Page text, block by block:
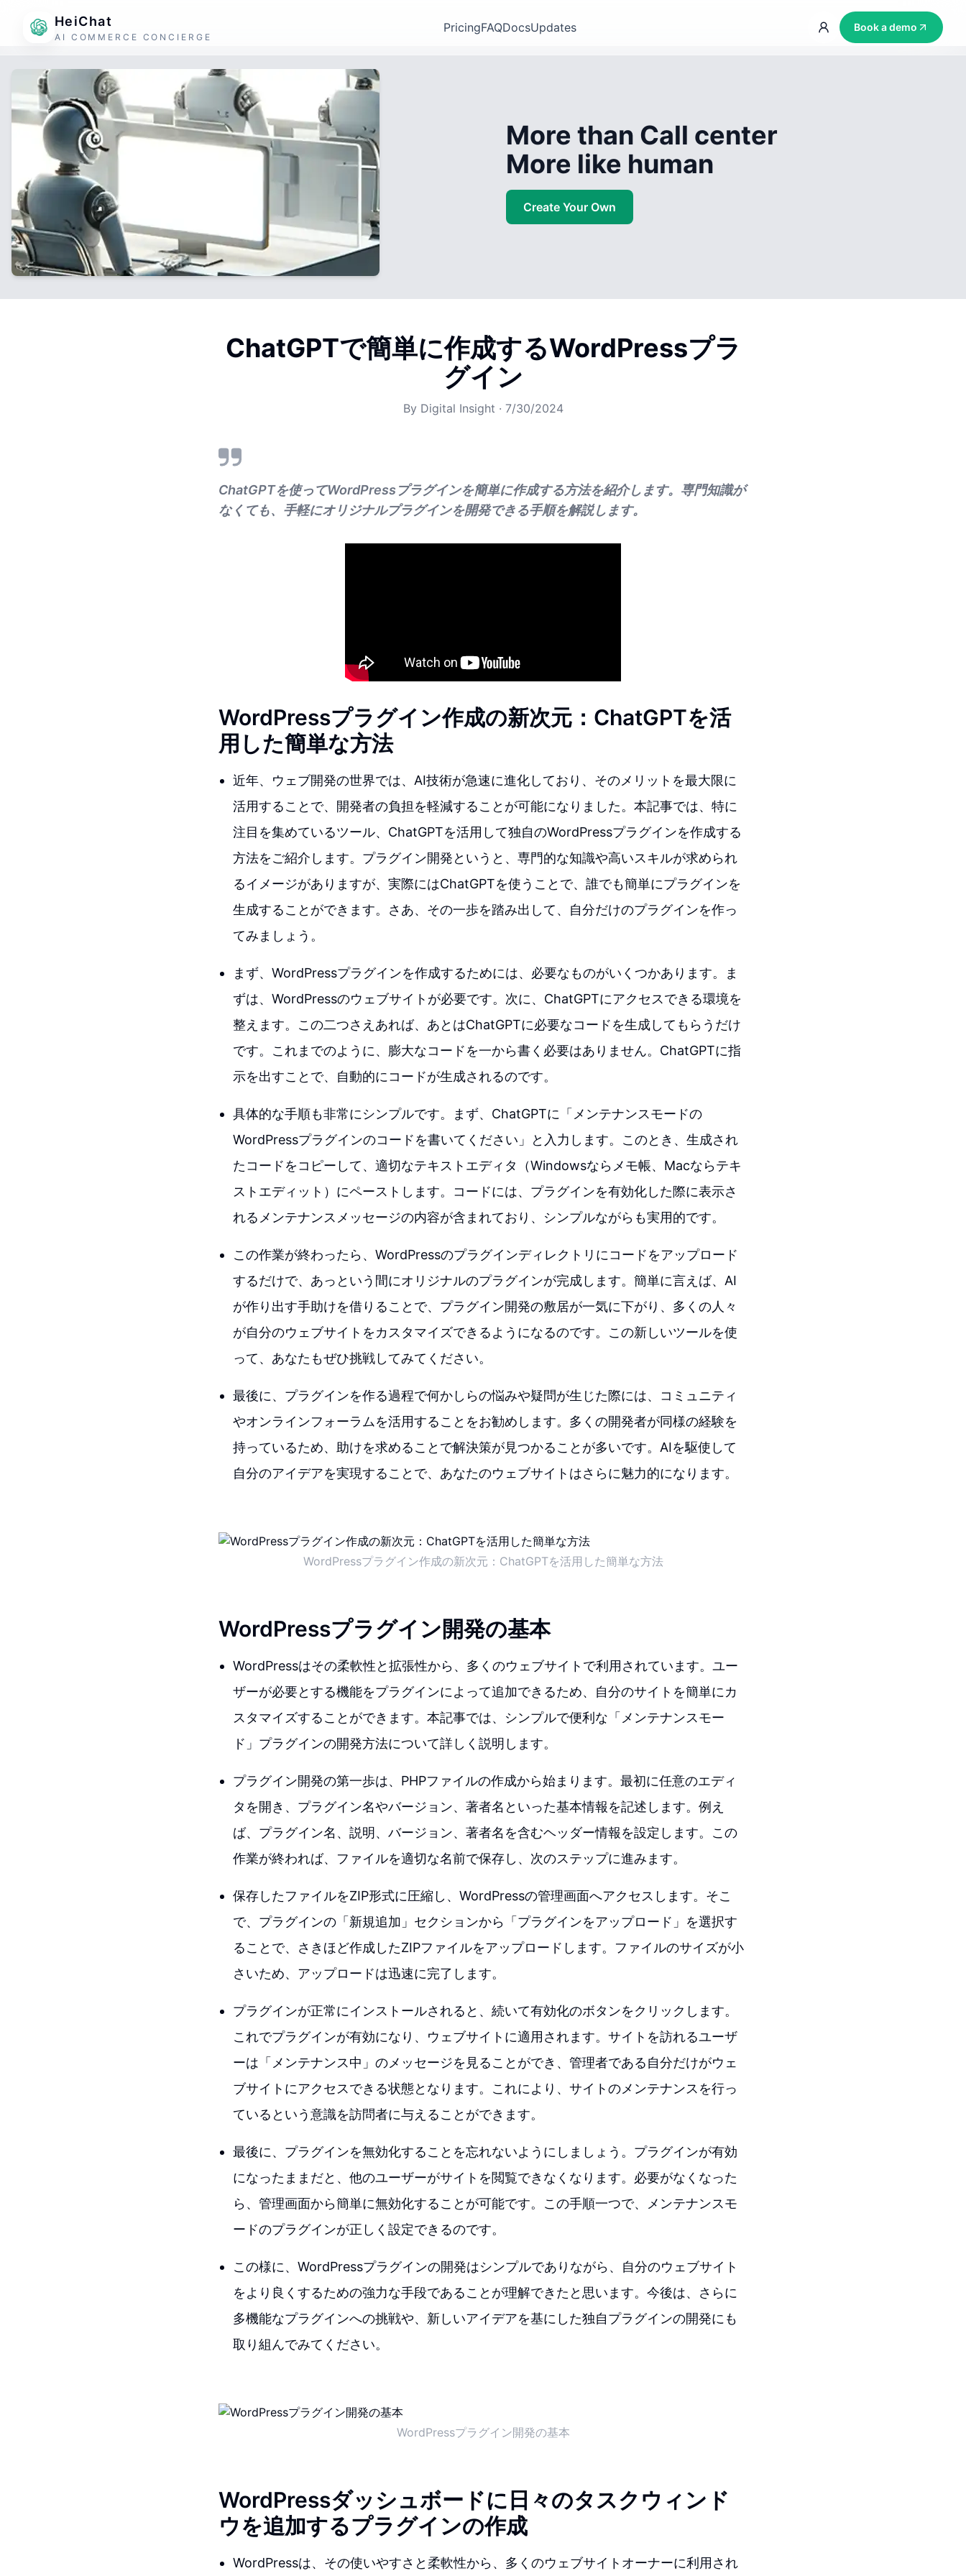
HeiChat
AI COMMERCE CONCIERGE
PricingFAQDocsUpdates Book a demo
More than Call center
More like human
Create Your Own
ChatGPTで簡単に作成するWordPressプラ
グイン
By Digital Insight · 7/30/2024
ChatGPTを使ってWordPressプラグインを簡単に作成する方法を紹介します。専門知識が
なくても、手軽にオリジナルプラグインを開発できる手順を解説します。
WordPressプラグイン作成の新次元：ChatGPTを活
用した簡単な方法
近年、ウェブ開発の世界では、AI技術が急速に進化しており、そのメリットを最大限に
活用することで、開発者の負担を軽減することが可能になりました。本記事では、特に
注目を集めているツール、ChatGPTを活用して独自のWordPressプラグインを作成する
方法をご紹介します。プラグイン開発というと、専門的な知識や高いスキルが求められ
るイメージがありますが、実際にはChatGPTを使うことで、誰でも簡単にプラグインを
生成することができます。さあ、その一歩を踏み出して、自分だけのプラグインを作っ
てみましょう。
まず、WordPressプラグインを作成するためには、必要なものがいくつかあります。ま
ずは、WordPressのウェブサイトが必要です。次に、ChatGPTにアクセスできる環境を
整えます。この二つさえあれば、あとはChatGPTに必要なコードを生成してもらうだけ
です。これまでのように、膨大なコードを一から書く必要はありません。ChatGPTに指
示を出すことで、自動的にコードが生成されるのです。
具体的な手順も非常にシンプルです。まず、ChatGPTに「メンテナンスモードの
WordPressプラグインのコードを書いてください」と入力します。このとき、生成され
たコードをコピーして、適切なテキストエディタ（Windowsならメモ帳、Macならテキ
ストエディット）にペーストします。コードには、プラグインを有効化した際に表示さ
れるメンテナンスメッセージの内容が含まれており、シンプルながらも実用的です。
この作業が終わったら、WordPressのプラグインディレクトリにコードをアップロード
するだけで、あっという間にオリジナルのプラグインが完成します。簡単に言えば、AI
が作り出す手助けを借りることで、プラグイン開発の敷居が一気に下がり、多くの人々
が自分のウェブサイトをカスタマイズできるようになるのです。この新しいツールを使
って、あなたもぜひ挑戦してみてください。
最後に、プラグインを作る過程で何かしらの悩みや疑問が生じた際には、コミュニティ
やオンラインフォーラムを活用することをお勧めします。多くの開発者が同様の経験を
持っているため、助けを求めることで解決策が見つかることが多いです。AIを駆使して
自分のアイデアを実現することで、あなたのウェブサイトはさらに魅力的になります。
WordPressプラグイン作成の新次元：ChatGPTを活用した簡単な方法
WordPressプラグイン開発の基本
WordPressはその柔軟性と拡張性から、多くのウェブサイトで利用されています。ユー
ザーが必要とする機能をプラグインによって追加できるため、自分のサイトを簡単にカ
スタマイズすることができます。本記事では、シンプルで便利な「メンテナンスモー
ド」プラグインの開発方法について詳しく説明します。
プラグイン開発の第一歩は、PHPファイルの作成から始まります。最初に任意のエディ
タを開き、プラグイン名やバージョン、著者名といった基本情報を記述します。例え
ば、プラグイン名、説明、バージョン、著者名を含むヘッダー情報を設定します。この
作業が終われば、ファイルを適切な名前で保存し、次のステップに進みます。
保存したファイルをZIP形式に圧縮し、WordPressの管理画面へアクセスします。そこ
で、プラグインの「新規追加」セクションから「プラグインをアップロード」を選択す
ることで、さきほど作成したZIPファイルをアップロードします。ファイルのサイズが小
さいため、アップロードは迅速に完了します。
プラグインが正常にインストールされると、続いて有効化のボタンをクリックします。
これでプラグインが有効になり、ウェブサイトに適用されます。サイトを訪れるユーザ
ーは「メンテナンス中」のメッセージを見ることができ、管理者である自分だけがウェ
ブサイトにアクセスできる状態となります。これにより、サイトのメンテナンスを行っ
ているという意識を訪問者に与えることができます。
最後に、プラグインを無効化することを忘れないようにしましょう。プラグインが有効
になったままだと、他のユーザーがサイトを閲覧できなくなります。必要がなくなった
ら、管理画面から簡単に無効化することが可能です。この手順一つで、メンテナンスモ
ードのプラグインが正しく設定できるのです。
この様に、WordPressプラグインの開発はシンプルでありながら、自分のウェブサイト
をより良くするための強力な手段であることが理解できたと思います。今後は、さらに
多機能なプラグインへの挑戦や、新しいアイデアを基にした独自プラグインの開発にも
取り組んでみてください。
WordPressプラグイン開発の基本
WordPressダッシュボードに日々のタスクウィンド
ウを追加するプラグインの作成
WordPressは、その使いやすさと柔軟性から、多くのウェブサイトオーナーに利用され